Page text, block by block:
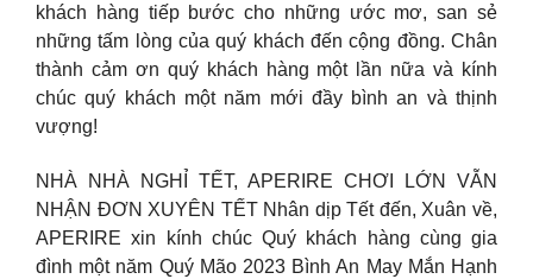
khách hàng tiếp bước cho những ước mơ, san sẻ
những tấm lòng của quý khách đến cộng đồng. Chân
thành cảm ơn quý khách hàng một lần nữa và kính
chúc quý khách một năm mới đầy bình an và thịnh
vượng!
NHÀ NHÀ NGHỈ TẾT, APERIRE CHƠI LỚN VẪN
NHẬN ĐƠN XUYÊN TẾT Nhân dịp Tết đến, Xuân về,
APERIRE xin kính chúc Quý khách hàng cùng gia
đình một năm Quý Mão 2023 Bình An May Mắn Hạnh